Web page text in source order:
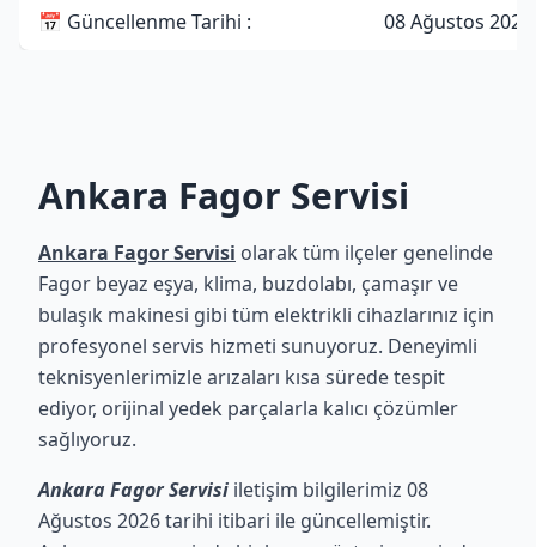
📅 Güncellenme Tarihi : 08 Ağustos 2026
Ankara Fagor Servisi
Ankara Fagor Servisi olarak tüm ilçeler genelinde
Fagor beyaz eşya, klima, buzdolabı, çamaşır ve
bulaşık makinesi gibi tüm elektrikli cihazlarınız için
profesyonel servis hizmeti sunuyoruz. Deneyimli
teknisyenlerimizle arızaları kısa sürede tespit
ediyor, orijinal yedek parçalarla kalıcı çözümler
sağlıyoruz.
Ankara Fagor Servisi iletişim bilgilerimiz 08
Ağustos 2026 tarihi itibari ile güncellemiştir.